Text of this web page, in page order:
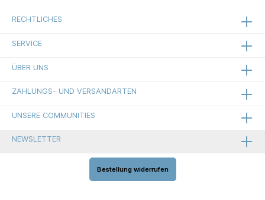
RECHTLICHES
SERVICE
ÜBER UNS
ZAHLUNGS- UND VERSANDARTEN
UNSERE COMMUNITIES
NEWSLETTER
Bestellung widerrufen